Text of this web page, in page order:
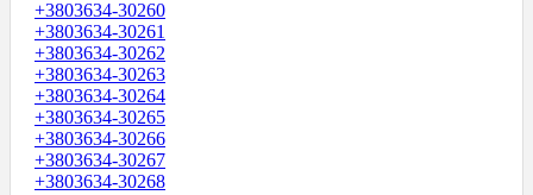
+3803634-30260
+3803634-30261
+3803634-30262
+3803634-30263
+3803634-30264
+3803634-30265
+3803634-30266
+3803634-30267
+3803634-30268